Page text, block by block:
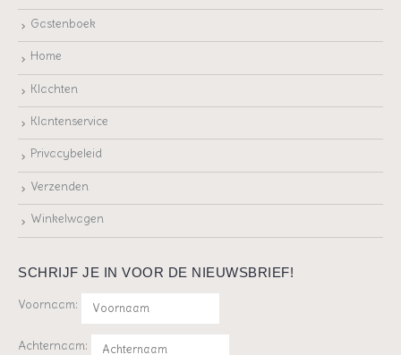
Gastenboek
Home
Klachten
Klantenservice
Privacybeleid
Verzenden
Winkelwagen
SCHRIJF JE IN VOOR DE NIEUWSBRIEF!
Voornaam:
Achternaam: